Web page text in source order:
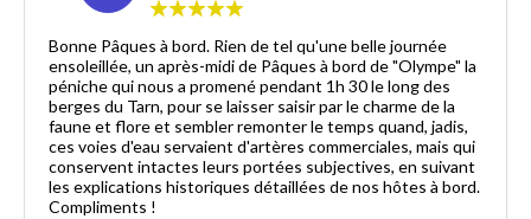
Bonne Pâques à bord. Rien de tel qu'une belle journée
ensoleillée, un après-midi de Pâques à bord de "Olympe" la
péniche qui nous a promené pendant 1h 30 le long des
berges du Tarn, pour se laisser saisir par le charme de la
faune et flore et sembler remonter le temps quand, jadis,
ces voies d'eau servaient d'artères commerciales, mais qui
conservent intactes leurs portées subjectives, en suivant
les explications historiques détaillées de nos hôtes à bord.
Compliments !